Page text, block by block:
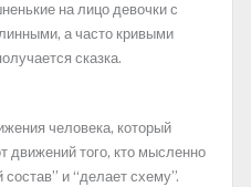
на лицо девочки с
а часто кривыми
сказка.
человека, который
движений того, кто мысленно
и “делает схему”.